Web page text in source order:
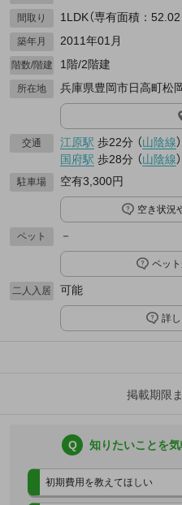
間取り 1LDK（専有面積：52.02
築年月 2011年01月
階数/階建 1階/2階建
所在地 兵庫県豊岡市日高町松
交通 江原駅 歩22分 （山陰線）
国府駅 歩28分 （山陰線）
駐車場 空有3,300円
空き状況
ペット －
ペッ
二人入居 可能
詳
掲載期限
Q 知りたいことを
初期費用を教えてほしい